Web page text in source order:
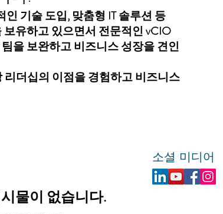
기술 도입, 맞춤형 IT 솔루션 등
유하고 있으면서 전문적인 vCIO
을 보완하고 비즈니스 성장을 견인
더십의 이점을 경험하고 비즈니스
물이 없습니다.
소셜 미디어